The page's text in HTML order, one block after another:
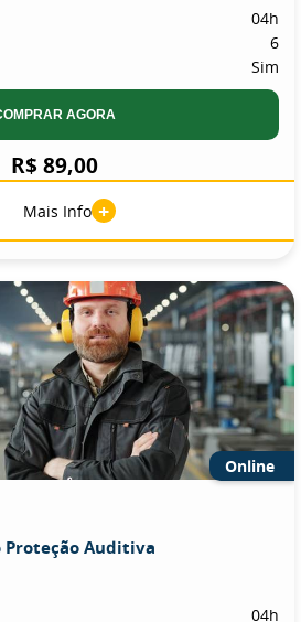
04h
6
Sim
AGORA
R$ 89,00
Mais Info +
Online
Proteção Auditiva
04h